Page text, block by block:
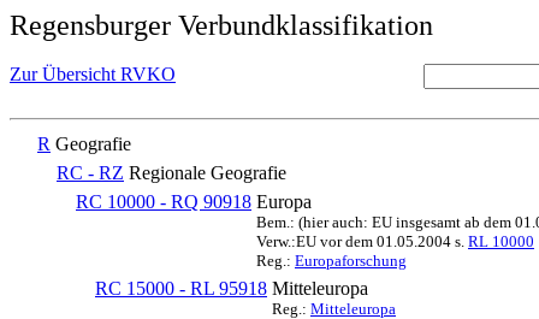
Regensburger Verbundklassifikation
Zur Übersicht RVKO
R Geografie
RC - RZ Regionale Geografie
RC 10000 - RQ 90918 Europa
Bem.: (hier auch: EU insgesamt ab dem
Verw.:EU vor dem 01.05.2004 s. RL 10000
Reg.: Europaforschung
RC 15000 - RL 95918 Mitteleuropa
Reg.: Mitteleuropa